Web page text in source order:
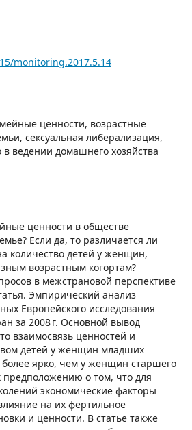
monitoring.2017.5.14
ценности, возрастные
сексуальная либерализация,
в ведении домашнего хозяйства
ценности в обществе
Если да, то различается ли
количество детей у женщин,
возрастным когортам?
в межстрановой перспективе
Эмпирический анализ
Европейского исследования
за 2008 г. Основной вывод
взаимосвязь ценностей и
детей у женщин младших
ярко, чем у женщин старшего
предположению о том, что для
экономические факторы
на их фертильное
и ценности. В статье также